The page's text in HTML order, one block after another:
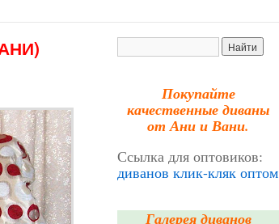
Покупайте
качественные диваны
от Ани и Вани.
Ссылка для оптовиков:
диванов клик-кляк оптом
Галерея диванов